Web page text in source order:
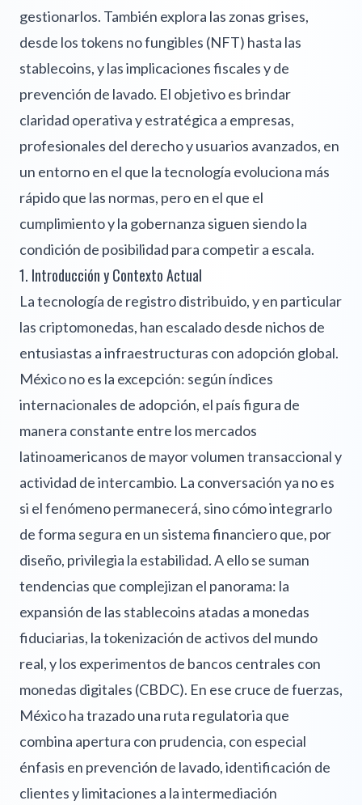
gestionarlos. También explora las zonas grises,
desde los tokens no fungibles (NFT) hasta las
stablecoins, y las implicaciones fiscales y de
prevención de lavado. El objetivo es brindar
claridad operativa y estratégica a empresas,
profesionales del derecho y usuarios avanzados, en
un entorno en el que la tecnología evoluciona más
rápido que las normas, pero en el que el
cumplimiento y la gobernanza siguen siendo la
condición de posibilidad para competir a escala.
1. Introducción y Contexto Actual
La tecnología de registro distribuido, y en particular
las criptomonedas, han escalado desde nichos de
entusiastas a infraestructuras con adopción global.
México no es la excepción: según índices
internacionales de adopción, el país figura de
manera constante entre los mercados
latinoamericanos de mayor volumen transaccional y
actividad de intercambio. La conversación ya no es
si el fenómeno permanecerá, sino cómo integrarlo
de forma segura en un sistema financiero que, por
diseño, privilegia la estabilidad. A ello se suman
tendencias que complejizan el panorama: la
expansión de las stablecoins atadas a monedas
fiduciarias, la tokenización de activos del mundo
real, y los experimentos de bancos centrales con
monedas digitales (CBDC). En ese cruce de fuerzas,
México ha trazado una ruta regulatoria que
combina apertura con prudencia, con especial
énfasis en prevención de lavado, identificación de
clientes y limitaciones a la intermediación